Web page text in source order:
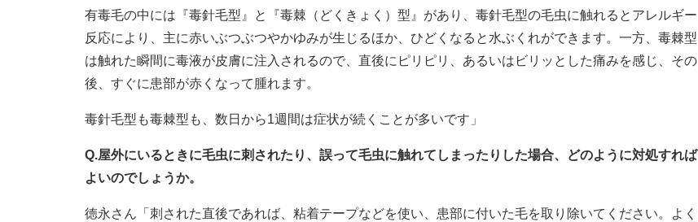
有毒毛の中には『毒針毛型』と『毒棘（どくきょく）型』があり、毒針毛型の毛虫に触れるとアレルギー
反応により、主に赤いぶつぶつやかゆみが生じるほか、ひどくなると水ぶくれができます。一方、毒棘型
は触れた瞬間に毒液が皮膚に注入されるので、直後にピリピリ、あるいはビリッとした痛みを感じ、その
後、すぐに患部が赤くなって腫れます。
毒針毛型も毒棘型も、数日から1週間は症状が続くことが多いです」
Q.屋外にいるときに毛虫に刺されたり、誤って毛虫に触れてしまったりした場合、どのように対処すれば
よいのでしょうか。
徳永さん「刺された直後であれば、粘着テープなどを使い、患部に付いた毛を取り除いてください。よく